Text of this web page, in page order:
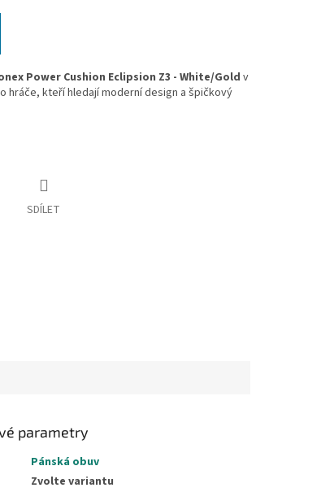
Power Cushion Eclipsion Z3 - White/Gold v
hráče, kteří hledají moderní design a špičkový
SDÍLET
parametry
Pánská obuv
Zvolte variantu